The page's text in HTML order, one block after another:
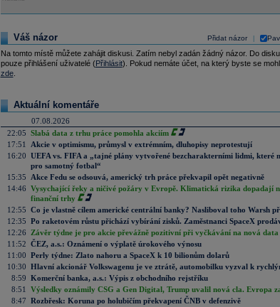
Přidat názor
Váš názor
Na tomto místě můžete zahájit diskusi. Zatím nebyl zadán žádný názor. Do
pouze přihlášení uživatelé (Přihlásit). Pokud nemáte účet, na který byste se
zde.
Aktuální komentáře
07.08.2026
22:05 Slabá data z trhu práce pomohla akciím
17:51
Akcie v optimismu, průmysl v extrémním, dluhopisy neprotestují
16:20 UEFA vs. FIFA a „tajné plány vytvořené bezcharakterními lidmi, které
pro samotný fotbal“
15:35
Akce Fedu se odsouvá, americký trh práce překvapil opět negativně
14:46 Vysychající řeky a ničivé požáry v Evropě. Klimatická rizika dopadají
finanční trhy
12:55 Co je vlastně cílem americké centrální banky? Nasliboval toho Warsh
12:35 Po raketovém růstu přichází vybírání zisků. Zaměstnanci SpaceX
12:26
Závěr týdne je pro akcie převážně pozitivní při vyčkávání na nová data
11:52 ČEZ, a.s.: Oznámení o výplatě úrokového výnosu
11:00 Perly týdne: Zlato nahoru a SpaceX k 10 bilionům dolarů
10:30 Hlavní akcionář Volkswagenu je ve ztrátě, automobilku vyzval k
8:59 Komerční banka, a.s.: Výpis z obchodního rejstříku
8:51
Výsledky oznámily CSG a Gen Digital, Trump uvalil nová cla. Evropa
8:47 Rozbřesk: Koruna po holubičím překvapení ČNB v defenzivě